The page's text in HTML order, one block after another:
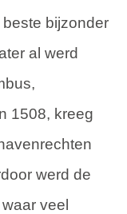
bijzonder
al werd
1508, kreeg
werd de
veel